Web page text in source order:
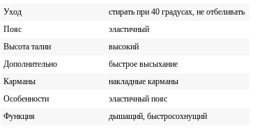
Уход
стирать при 40 градусах, не отбеливать
Пояс
эластичный
Высота талии
высокий
Дополнительно
быстрое высыхание
Карманы
накладные карманы
Особенности
эластичный пояс
Функция
дышащий, быстросохнущий